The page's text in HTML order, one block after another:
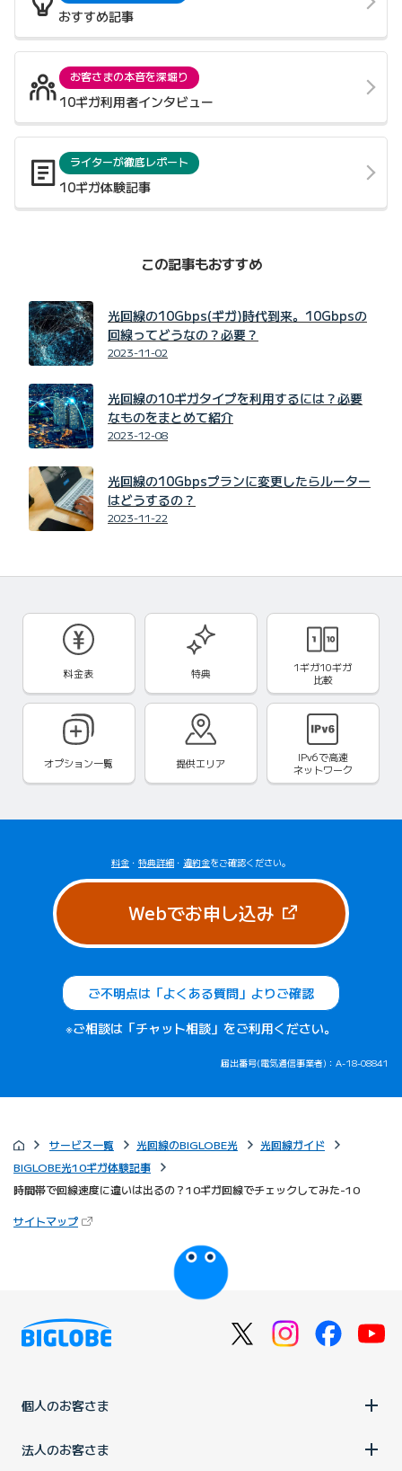
おすすめ記事
お客さまの本音を深堀り
10ギガ利用者インタビュー
ライターが徹底レポート
10ギガ体験記事
この記事もおすすめ
光回線の10Gbps(ギガ)時代到来。10Gbpsの
回線ってどうなの？必要？
2023-11-02
光回線の10ギガタイプを利用するには？必要
なものをまとめて紹介
2023-12-08
光回線の10Gbpsプランに変更したらルーター
はどうするの？
2023-11-22
料金表 特典
1ギガ10ギガ
比較
オプション一覧 提供エリア IPv6で高速
ネットワーク
料金 ・ 特典詳細 ・ 違約金をご確認ください。
Webでお申し込み（新しいタブ
ご不明点は「よくある質問」よりご確認
※ご相談は「チャット相談」をご利用ください。
届出番号(電気通信事業者)：A-18-08841
サービス一覧 光回線のBIGLOBE光
光回線ガイド
BIGLOBE光10ギガ体験記事
時間帯で回線速度に違いは出るの？10ギガ回線でチェックしてみた-10
サイトマップ（新しいタブで開きます）
個人のお客さま
法人のお客さま